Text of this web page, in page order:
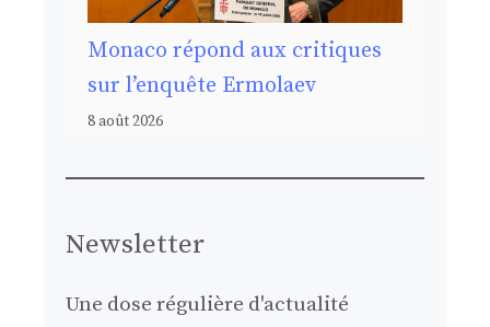
Monaco répond aux critiques
sur l’enquête Ermolaev
8 août 2026
Newsletter
Une dose régulière d'actualité